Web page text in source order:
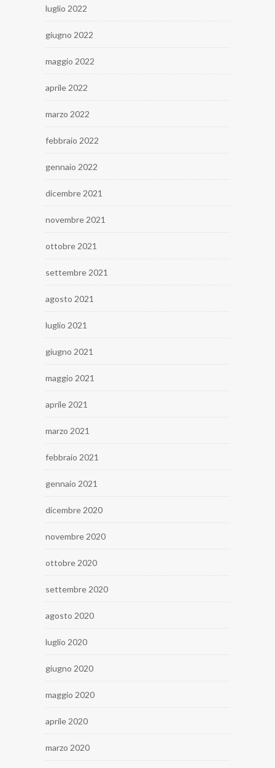
luglio 2022
giugno 2022
maggio 2022
aprile 2022
marzo 2022
febbraio 2022
gennaio 2022
dicembre 2021
novembre 2021
ottobre 2021
settembre 2021
agosto 2021
luglio 2021
giugno 2021
maggio 2021
aprile 2021
marzo 2021
febbraio 2021
gennaio 2021
dicembre 2020
novembre 2020
ottobre 2020
settembre 2020
agosto 2020
luglio 2020
giugno 2020
maggio 2020
aprile 2020
marzo 2020